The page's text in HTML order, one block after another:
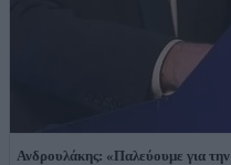
Ανδρουλάκης: «Παλεύουμε για την